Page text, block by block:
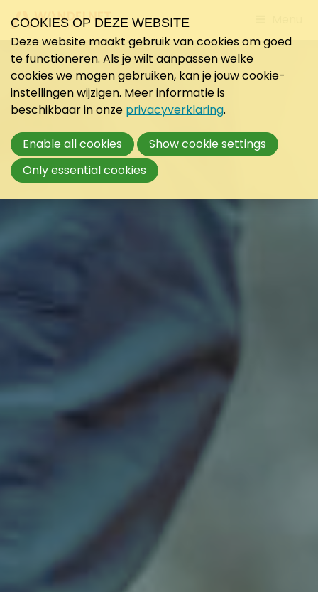
to
COOKIES OP DEZE WEBSITE
Deze website maakt gebruik van cookies om goed
te functioneren. Als je wilt aanpassen welke
cookies we mogen gebruiken, kan je jouw cookie-
instellingen wijzigen. Meer informatie is
beschikbaar in onze privacyverklaring.
Enable all cookies
Show cookie settings
Only essential cookies